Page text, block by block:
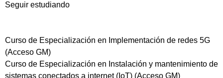
Seguir estudiando
Curso de Especialización en Implementación de redes 5G
(Acceso GM)
Curso de Especialización en Instalación y mantenimiento de
sistemas conectados a internet (IoT) (Acceso GM)